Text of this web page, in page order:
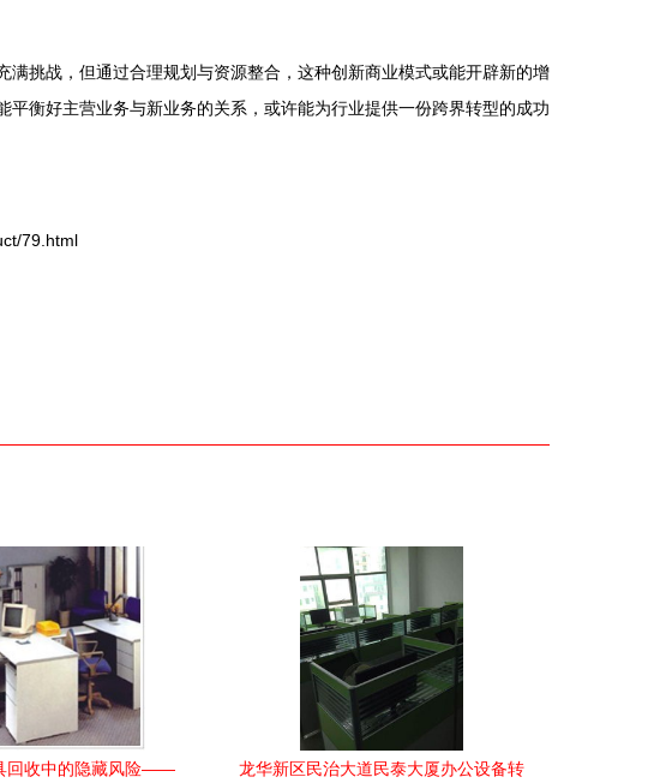
挑战，但通过合理规划与资源整合，这种创新商业模式或能开辟新的增
衡好主营业务与新业务的关系，或许能为行业提供一份跨界转型的成功
79.html
回收中的隐藏风险——
龙华新区民治大道民泰大厦办公设备转